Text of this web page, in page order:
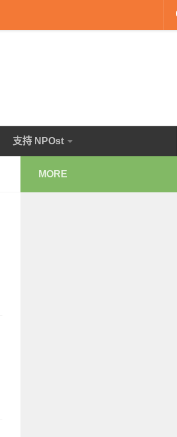
支持 NPOst
MORE